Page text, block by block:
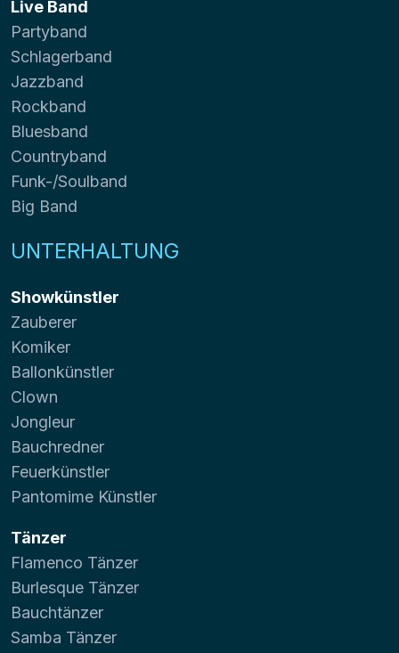
Live Band
Partyband
Schlagerband
Jazzband
Rockband
Bluesband
Countryband
Funk-/Soulband
Big Band
UNTERHALTUNG
Showkünstler
Zauberer
Komiker
Ballonkünstler
Clown
Jongleur
Bauchredner
Feuerkünstler
Pantomime Künstler
Tänzer
Flamenco Tänzer
Burlesque Tänzer
Bauchtänzer
Samba Tänzer